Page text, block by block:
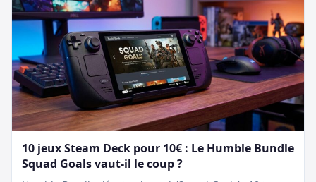
10 jeux Steam Deck pour 10€ : Le Humble Bundle
Squad Goals vaut-il le coup ?